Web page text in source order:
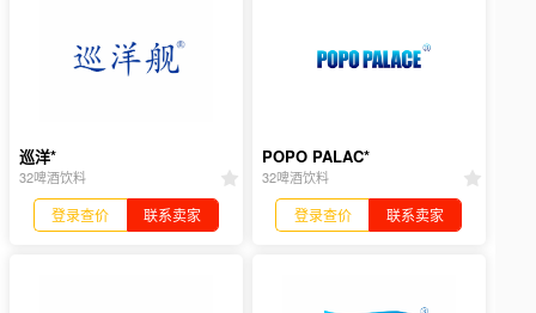
巡洋*
32啤酒饮料
登录查价 联系卖家
POPO PALAC*
32啤酒饮料
登录查价 联系卖家